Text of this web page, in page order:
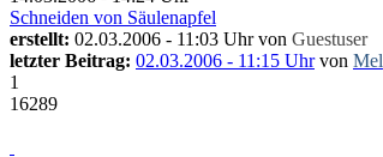
Schneiden von Säulenapfel
erstellt: 02.03.2006 - 11:03 Uhr von Guestuser
letzter Beitrag: 02.03.2006 - 11:15 Uhrvon Mel
1
16289